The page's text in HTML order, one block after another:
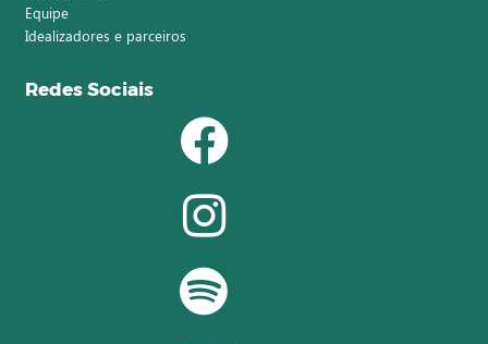
Equipe
Idealizadores e parceiros
Redes Sociais